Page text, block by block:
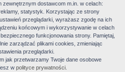
technologii. Umożliwiamy ich
dostawcom m.in. w celach:
Korzystając ze strony internetowej,
wyrażasz zgodę na ich zapisywanie w
w celach zapewnienia
strony. Pamiętaj, że możesz
cookies, zmieniając ustawienia
o tym jak przetwarzamy Twoje dane
zewnętrznym dostawcom m.in. w celach:
statystyk. Korzystając ze strony
przeglądarki, wyrażasz zgodę na ich
końcowym i wykorzystywanie w celach
funkcjonowania strony. Pamiętaj,
zarządzać plikami cookies, zmieniając
przeglądarki.
jak przetwarzamy Twoje dane osobowe
w polityce prywatności.